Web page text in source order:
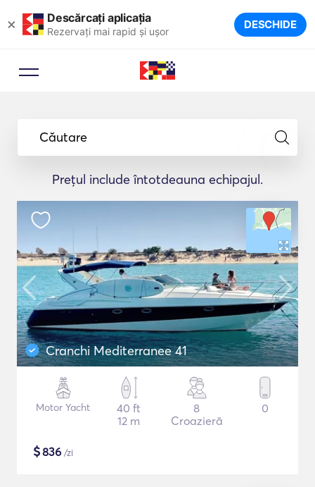
× Descărcați aplicația
Rezervați mai rapid și ușor DESCHIDE
Căutare
Prețul include întotdeauna echipajul.
Cranchi Mediterranee 41
Motor Yacht
40 ft
12 m
8
Croazieră
0
$836 /zi